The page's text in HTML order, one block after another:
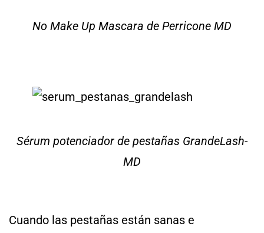
No Make Up Mascara de Perricone MD
Sérum potenciador de pestañas GrandeLash-
MD
Cuando las pestañas están sanas e